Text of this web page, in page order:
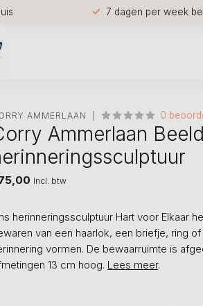
7 dagen per week
AMMERLAAN 0
Ammerlaan
Incl. btw
herinneringssculptuur Hart voor Elkaar
van een haarlok, een briefje, ring
vormen. De bewaarruimte is
13 cm hoog. Lees meer.